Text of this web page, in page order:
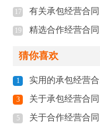
17 有关承包经营合同汇编10篇
19 精选合作经营合同模板汇总6篇
猜你喜欢
1 实用的承包经营合同集合8篇
3 关于承包经营合同集锦五篇
5 关于合作经营合同模板合集8篇